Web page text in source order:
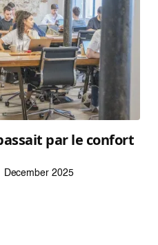
par le confort
December 2025